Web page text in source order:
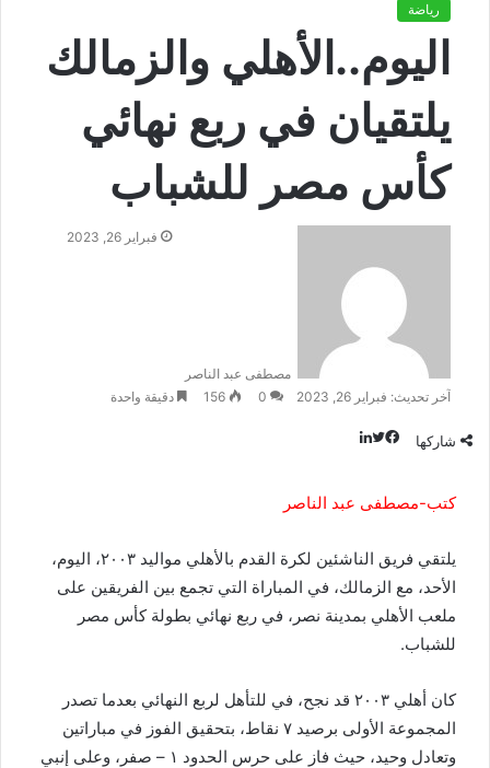
رياضة
اليوم..الأهلي والزمالك
يلتقيان في ربع نهائي
كأس مصر للشباب
مصطفى عبد الناصر
فبراير 26, 2023
آخر تحديث: فبراير 26, 2023 0
156 دقيقة واحدة
شاركها
ك
ك
إ
ن
كتب-مصطفى عبد الناصر
يلتقي فريق الناشئين لكرة القدم بالأهلي مواليد ٢٠٠٣، اليوم،
الأحد، مع الزمالك، في المباراة التي تجمع بين الفريقين على
ملعب الأهلي بمدينة نصر، في ربع نهائي بطولة كأس مصر
للشباب.
كان أهلي ٢٠٠٣ قد نجح، في للتأهل لربع النهائي بعدما تصدر
المجموعة الأولى برصيد ٧ نقاط، بتحقيق الفوز في مباراتين
وتعادل وحيد، حيث فاز على حرس الحدود ١ – صفر، وعلى إنبي